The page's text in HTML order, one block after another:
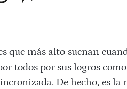
enlace
que más alto suenan
todos por sus logros
De hecho, es la